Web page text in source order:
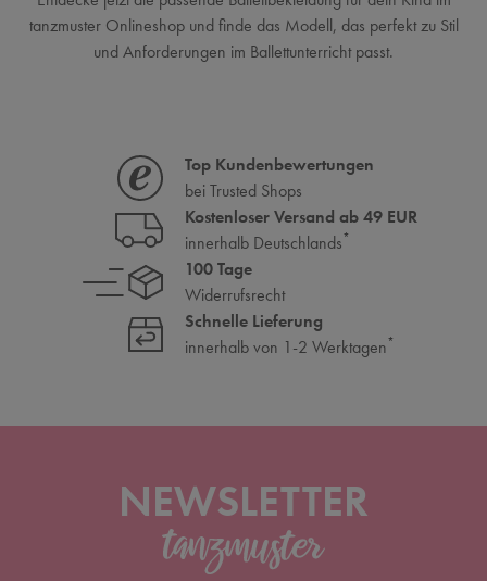
tanzmuster Onlineshop und finde das Modell, das perfekt zu Stil
und Anforderungen im Ballettunterricht passt.
Top Kundenbewertungen
bei Trusted Shops
Kostenloser Versand ab 49 EUR
innerhalb Deutschlands*
100 Tage
Widerrufsrecht
Schnelle Lieferung
innerhalb von 1-2 Werktagen*
NEWSLETTER